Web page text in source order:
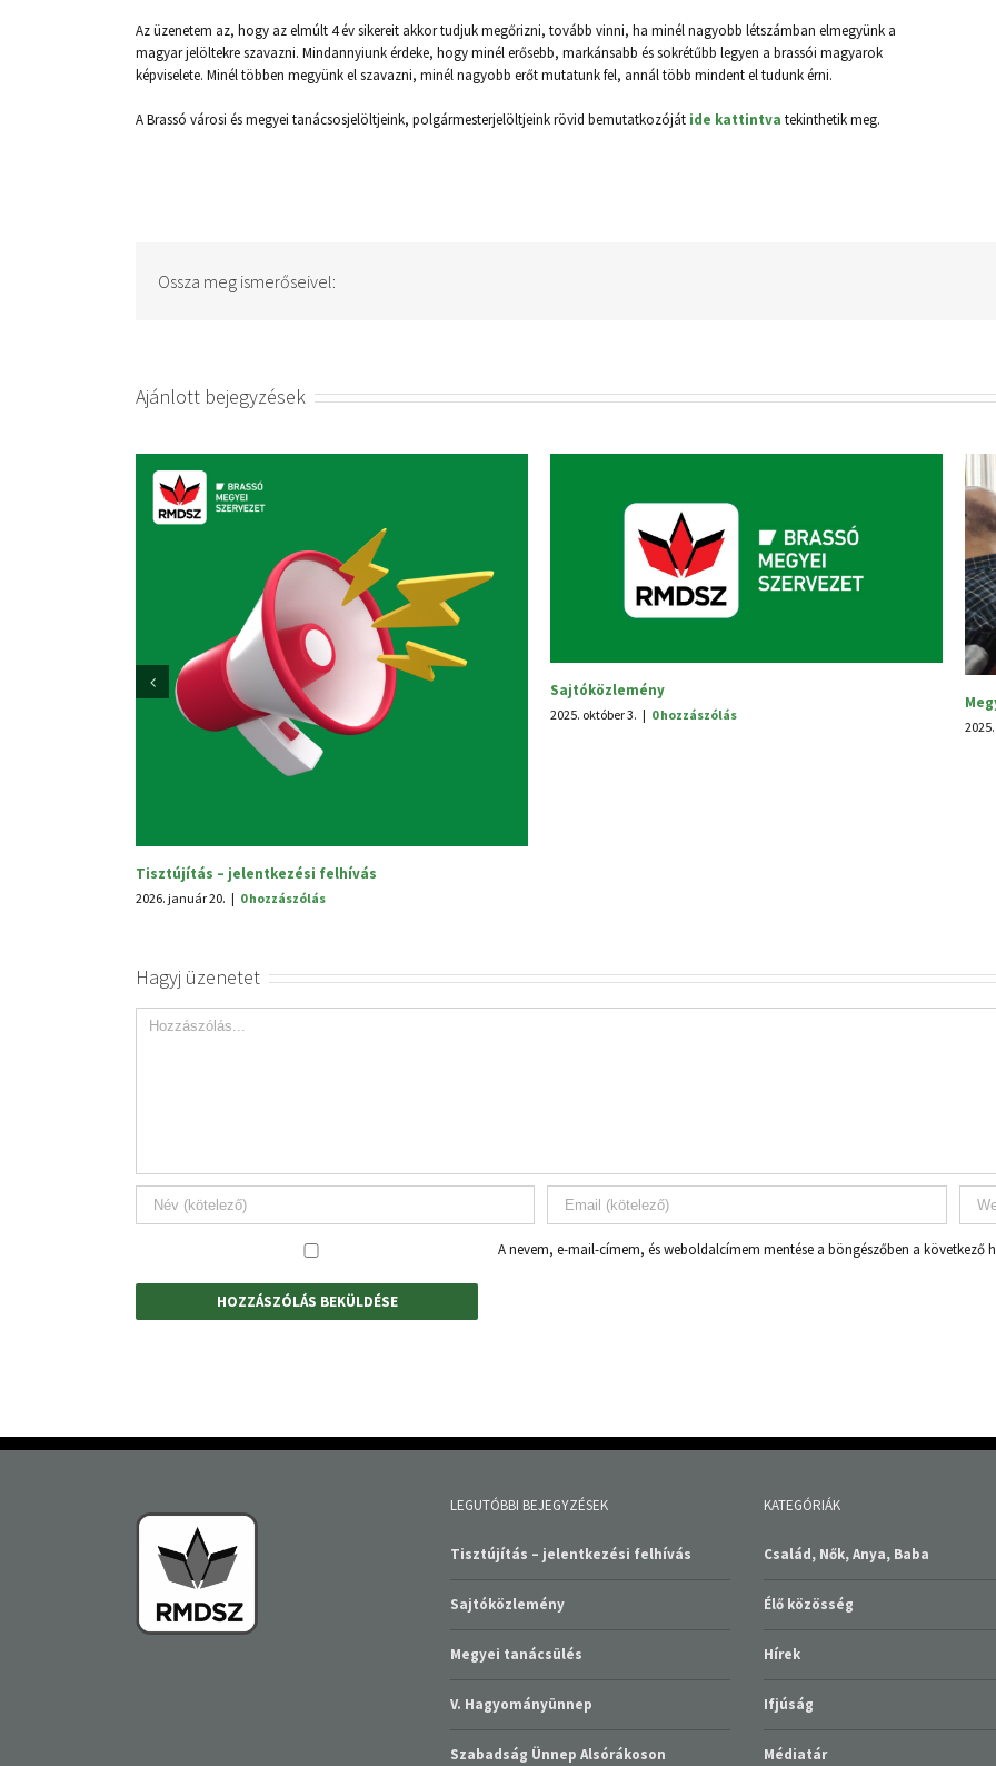
Az üzenetem az, hogy az elmúlt 4 év sikereit akkor tudjuk megőrizni, tovább vinni, ha minél nagyobb létszámban elmegyünk a
magyar jelöltekre szavazni. Mindannyiunk érdeke, hogy minél erősebb, markánsabb és sokrétűbb legyen a brassói magyarok
képviselete. Minél többen megyünk el szavazni, minél nagyobb erőt mutatunk fel, annál több mindent el tudunk érni.
A Brassó városi és megyei tanácsosjelöltjeink, polgármesterjelöltjeink rövid bemutatkozóját ide kattintva tekinthetik meg.
Ossza meg ismerőseivel:
Ajánlott bejegyzések
Sajtóközlemény
2025. október 3. | 0 hozzászólás
Megyei tanácsülés
2025. június 30.
A nevem, e-mail-címem, és weboldalcímem mentése a böngészőben a következő
Tisztújítás – jelentkezési felhívás
Sajtóközlemény
Megyei tanácsülés
V. Hagyományünnep
Szabadság Ünnep Alsórákoson
Család, Nők, Anya, Baba
Élő közösség
Hírek
Ifjúság
Médiatár
Nem kategorizált